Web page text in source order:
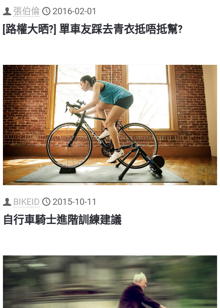
張伯倫 2016-02-01
[路權大晒?] 單車友踩去青衣抵唔抵幫?
BIKEID 2015-10-11
自行車騎士進階訓練建議